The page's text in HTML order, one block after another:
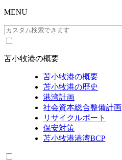
MENU
苫小牧港の概要
苫小牧港の概要
苫小牧港の歴史
港湾計画
社会資本総合整備計画
リサイクルポート
保安対策
苫小牧港港湾BCP